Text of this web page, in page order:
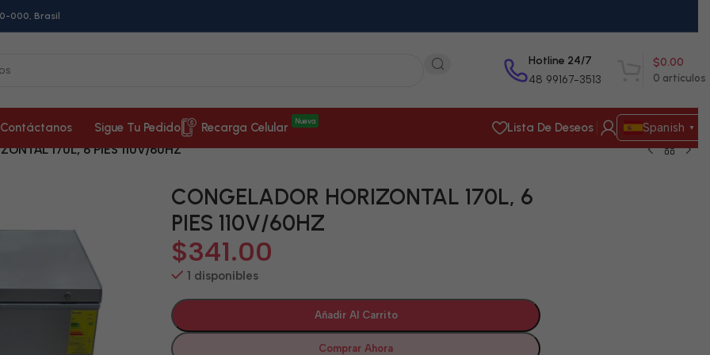
000, Brasil
Hotline 24/7
48 99167-3513 0 artículos
$0.00
Contáctanos Sigue Tu Pedido Recarga Celular Nueva Lista De Deseos Spanish ▼
170L, 6 PIES 110V/60HZ
CONGELADOR HORIZONTAL 170L, 6
PIES 110V/60HZ
$341.00
1 disponibles
Añadir Al Carrito
Comprar Ahora